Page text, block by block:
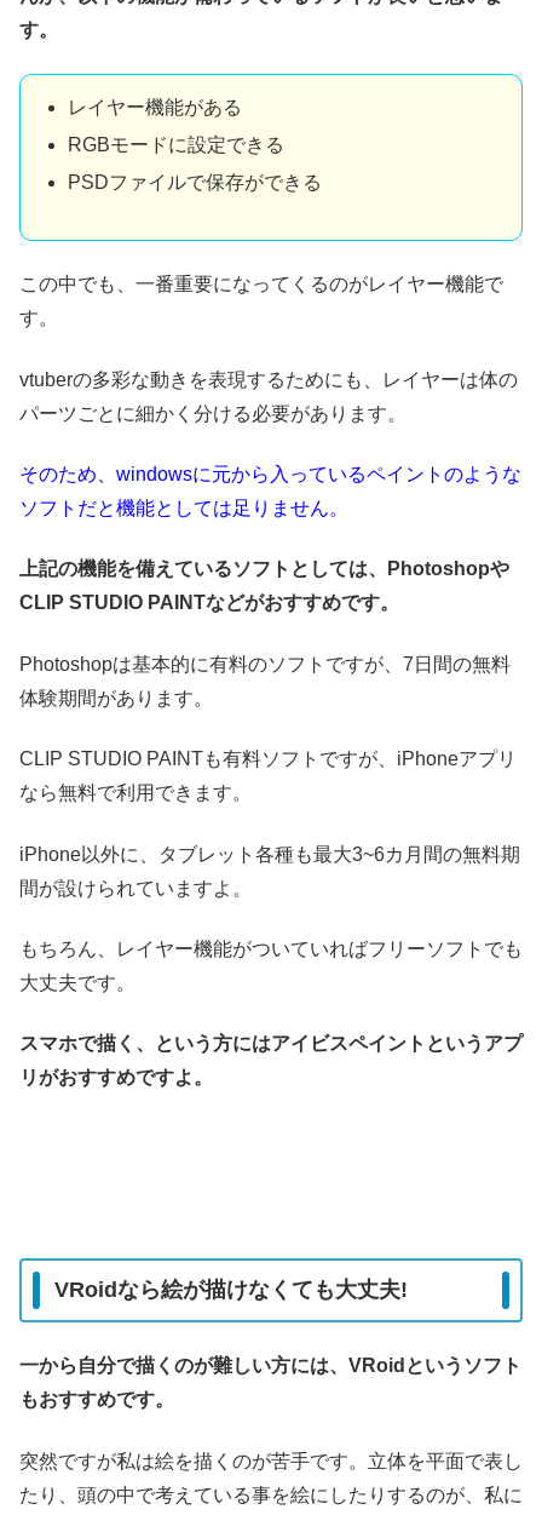
す。
レイヤー機能がある
RGBモードに設定できる
PSDファイルで保存ができる
この中でも、一番重要になってくるのがレイヤー機能で
す。
vtuberの多彩な動きを表現するためにも、レイヤーは体の
パーツごとに細かく分ける必要があります。
そのため、windowsに元から入っているペイントのような
ソフトだと機能としては足りません。
上記の機能を備えているソフトとしては、Photoshopや
CLIP STUDIO PAINTなどがおすすめです。
Photoshopは基本的に有料のソフトですが、7日間の無料
体験期間があります。
CLIP STUDIO PAINTも有料ソフトですが、iPhoneアプリ
なら無料で利用できます。
iPhone以外に、タブレット各種も最大3~6カ月間の無料期
間が設けられていますよ。
もちろん、レイヤー機能がついていればフリーソフトでも
大丈夫です。
スマホで描く、という方にはアイビスペイントというアプ
リがおすすめですよ。
VRoidなら絵が描けなくても大丈夫!
一から自分で描くのが難しい方には、VRoidというソフト
もおすすめです。
突然ですが私は絵を描くのが苦手です。立体を平面で表し
たり、頭の中で考えている事を絵にしたりするのが、私に